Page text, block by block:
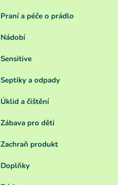
Praní a péče o prádlo
Nádobí
Sensitive
Septiky a odpady
Úklid a čištění
Zábava pro děti
Zachraň produkt
Doplňky